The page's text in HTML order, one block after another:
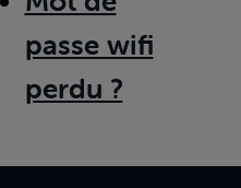
passe wifi
perdu ?